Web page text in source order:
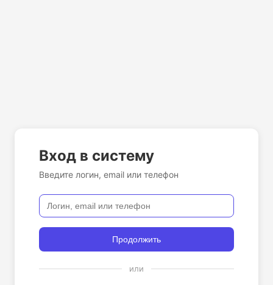
Вход в систему
Введите логин, email или телефон
Продолжить
или